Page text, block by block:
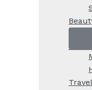
Travel